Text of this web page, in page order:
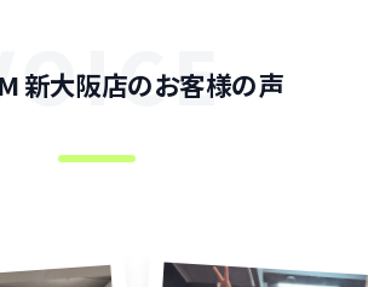
新大阪店のお客様の声